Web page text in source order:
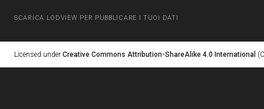
SCARICA LODVIEW PER PUBBLICARE I TUOI DATI
Licensed under Creative Commons Attribution-ShareAlike 4.0 International